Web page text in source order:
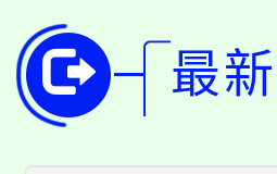
代理(課)教
公告本校
代理(課)教
轉知中國
最